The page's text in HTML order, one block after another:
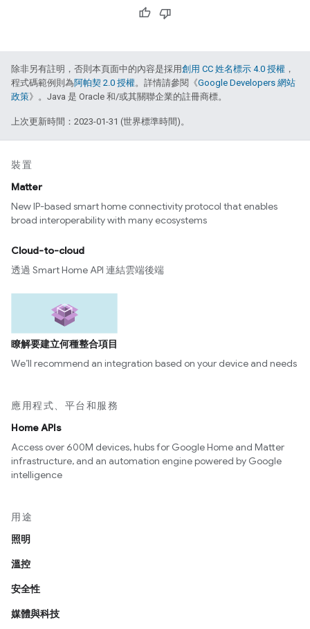
除非另有註明，否則本頁面中的內容是採用創用 CC 姓名標示 4.0 授權 ，
程式碼範例則為阿帕契 2.0 授權。詳情請參閱《Google Developers 網站
政策》。Java 是 Oracle 和/或其關聯企業的註冊商標。
上次更新時間：2023-01-31 (世界標準時間)。
裝置
Matter
New IP-based smart home connectivity protocol that enables
broad interoperability with many ecosystems
Cloud-to-cloud
透過 Smart Home API 連結雲端後端
瞭解要建立何種整合項目
We’ll recommend an integration based on your device and needs
應用程式、平台和服務
Home APIs
Access over 600M devices, hubs for Google Home and Matter
infrastructure, and an automation engine powered by Google
intelligence
用途
照明
溫控
安全性
媒體與科技